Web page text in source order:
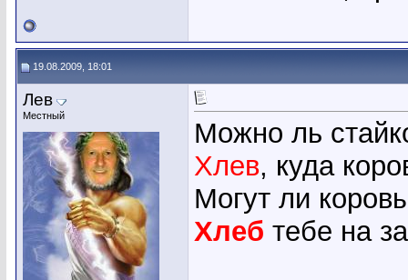
19.08.2009, 18:01
Лев
Местный
Можно ль
Хлев, куда
Могут ли
Хлеб тебе на